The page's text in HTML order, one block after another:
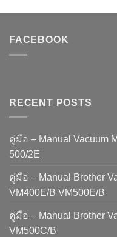
FACEBOOK
RECENT POSTS
คู่มือ – Manual Vacuum
500/2E
คู่มือ – Manual Brother
VM400E/B VM500E/B
คู่มือ – Manual Brother
VM500C/B